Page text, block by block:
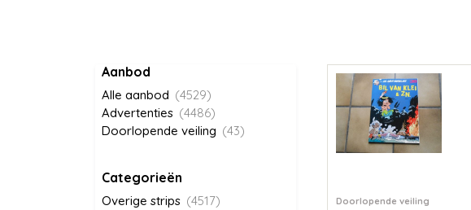
Aanbod
Alle aanbod (4529)
Advertenties (4486)
Doorlopende veiling (43)
Categorieën
Overige strips (4517)
Doorlopende veiling